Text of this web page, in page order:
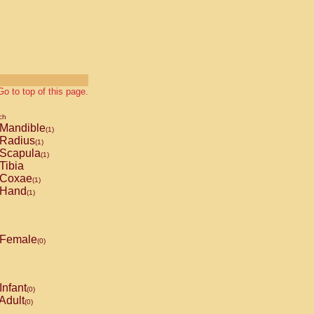
to top of this page.
Mandible(1)
Radius(1)
Scapula(1)
Tibia
Coxae(1)
Hand(1)
Female(0)
Infant(0)
(0)